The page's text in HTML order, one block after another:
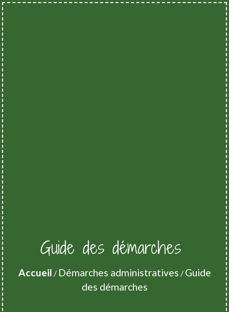
Guide des démarches
Accueil / Démarches administratives / Guide
des démarches